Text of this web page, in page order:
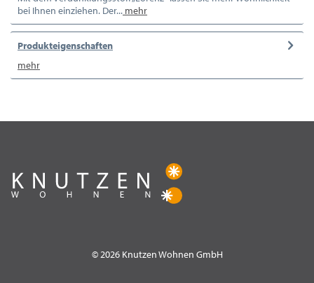
bei Ihnen einziehen. Der... mehr
Produkteigenschaften
mehr
© 2026 Knutzen Wohnen GmbH